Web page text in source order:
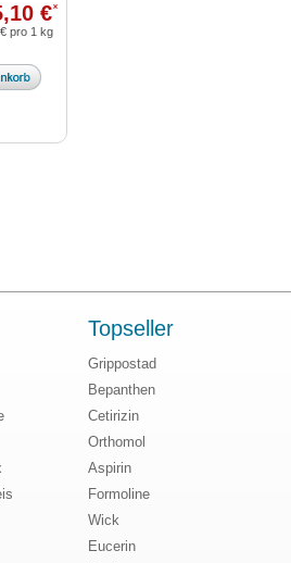
€*
pro 1 kg
Topseller
Grippostad
Bepanthen
Cetirizin
Orthomol
Aspirin
Formoline
Wick
Eucerin